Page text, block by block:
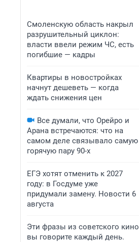
Смоленскую область накрыл
разрушительный циклон:
власти ввели режим ЧС, есть
погибшие — кадры
Квартиры в новостройках
начнут дешеветь — когда
ждать снижения цен
Все думали, что Орейро и
Арана встречаются: что на
самом деле связывало самую
горячую пару 90-х
ЕГЭ хотят отменить к 2027
году: в Госдуме уже
придумали замену. Новости 6
августа
Эти фразы из советского кино
вы говорите каждый день.